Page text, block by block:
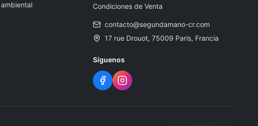
Condiciones de Venta
contacto@segundamano-cr.com
17 rue Drouot, 75009 Paris, Francia
Síguenos